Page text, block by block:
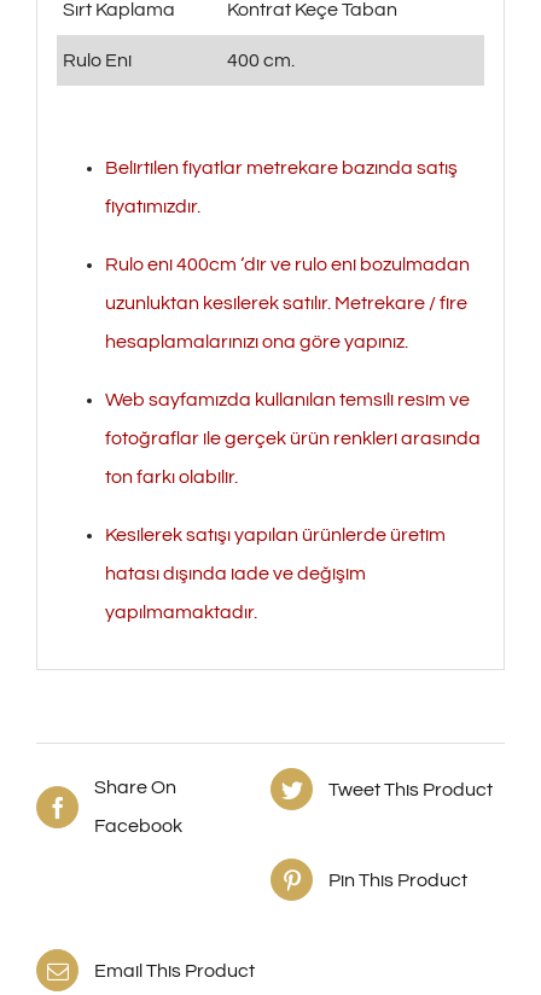
Sırt Kaplama Kontrat Keçe Taban
Rulo Eni 400 cm.
Belirtilen fiyatlar metrekare bazında satış
fiyatımızdır.
Rulo eni 400cm ‘dir ve rulo eni bozulmadan
uzunluktan kesilerek satılır. Metrekare / fire
hesaplamalarınızı ona göre yapınız.
Web sayfamızda kullanılan temsili resim ve
fotoğraflar ile gerçek ürün renkleri arasında
ton farkı olabilir.
Kesilerek satışı yapılan ürünlerde üretim
hatası dışında iade ve değişim
yapılmamaktadır.
Share On
Facebook
Tweet This Product
Pin This Product
Email This Product